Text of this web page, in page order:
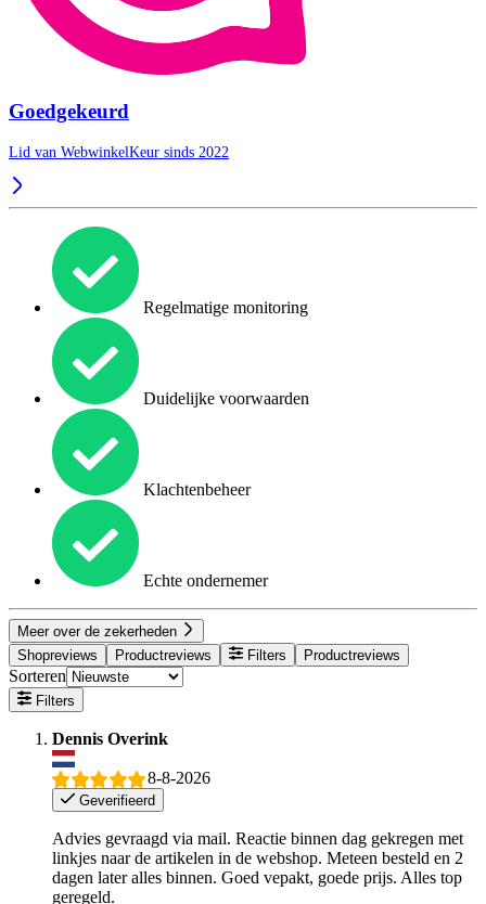
Goedgekeurd
Lid van WebwinkelKeur sinds 2022
Regelmatige monitoring
Duidelijke voorwaarden
Klachtenbeheer
Echte ondernemer
Meer over de zekerheden
Shopreviews
Productreviews Filters Productreviews
Sorteren
Filters
Dennis Overink
8-8-2026
Geverifieerd
Advies gevraagd via mail. Reactie binnen dag gekregen met
linkjes naar de artikelen in de webshop. Meteen besteld en 2
dagen later alles binnen. Goed vepakt, goede prijs. Alles top
geregeld.